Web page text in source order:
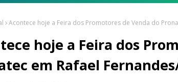
Acontece hoje a Feira dos Promotores de Venda do
hoje a Feira dos
em Rafael